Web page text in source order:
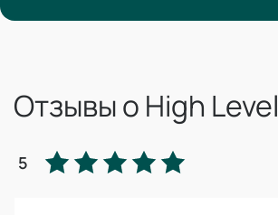
Отзывы о High Level
5